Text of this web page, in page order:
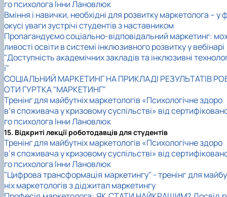
го психолога Інни Лановлюк
Вміння і навички, необхідні для розвитку маркетолога – у
окусі уваги зустрічі студентів з наставником
Пропагандуємо соціально-відповідальний маркетинг:
ливості освіти в системі інклюзивного розвитку у вебінарі
"Доступність академічних закладів та інклюзивні
ї"
СОЦІАЛЬНИЙ МАРКЕТИНГ НА ПРИКЛАДІ РЕЗУЛЬТАТІВ
ОТИ ГУРТКА "МАРКЕТИНГ"
Тренінг для майбутніх маркетологів «Психологічне здоро
в’я споживача у кризовому суспільстві» від
го психолога Інни Лановлюк
15. Відкриті лекції роботодавців для студентів
Тренінг для майбутніх маркетологів «Психологічне здоро
в’я споживача у кризовому суспільстві» від
го психолога Інни Лановлюк
"Цифрова трансформація маркетингу" - тренінг для
ніх маркетологів з діджитал маркетингу